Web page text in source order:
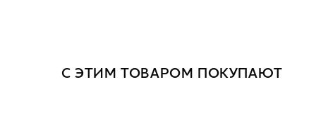
С ЭТИМ ТОВАРОМ ПОКУПАЮТ